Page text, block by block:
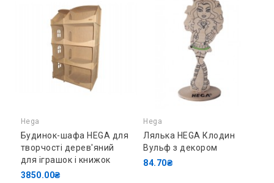
Hega
Будинок-шафа HEGA для
творчості дерев'яний
для іграшок і книжок
3850.00₴
Hega
Лялька HEGA Клодин
Вульф з декором
84.70₴